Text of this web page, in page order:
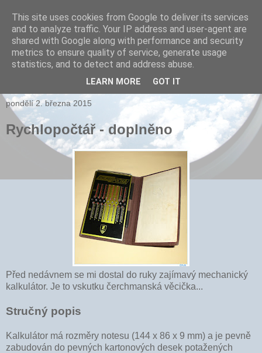
xPARI.cz
Autor přehršle vynálezů, které nefungovaly a několika, které
pondělí 2. března 2015
Rychlopočtář - doplněno
Před nedávnem se mi dostal do ruky zajímavý mechanický
kalkulátor. Je to vskutku čerchmanská věcička...
Stručný popis
Kalkulátor má rozměry notesu (144 x 86 x 9 mm) a je pevně
zabudován do pevných kartonových desek potažených
This site uses cookies from Google to deliver its services
and to analyze traffic. Your IP address and user-agent are
shared with Google along with performance and security
metrics to ensure quality of service, generate usage
statistics, and to detect and address abuse.
LEARN MORE GOT IT